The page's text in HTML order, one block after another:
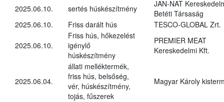
2025.06.10. sertés húskészítmény
JAN-NAT
Betéti Társaság
2025.06.10.
Friss darált hús TESCO-GLOBAL Zrt.
2025.06.10.
Friss hús, hőkezelést
igénylő
húskészítmény
PREMIER MEAT
Kereskedelmi Kft.
2025.06.04.
állati melléktermék,
friss hús, belsőség,
vér, húskészítmény,
tojás, fűszerek
Magyar Károly